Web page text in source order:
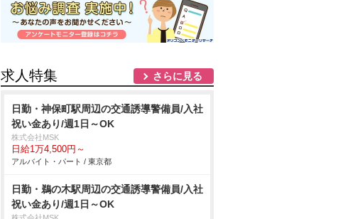
求人特集 さらに見る
日勤・神保町駅周辺の交通誘導警備員/入社
祝い金あり/週1日～OK
株式会社MSK
日給1万4,500円～
アルバイト・パート / 東京都
日勤・鵜の木駅周辺の交通誘導警備員/入社
祝い金あり/週1日～OK